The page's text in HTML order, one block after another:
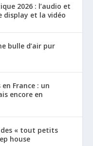
2026 : l’audio et
display et la vidéo
bulle d’air pur
France : un
encore en
des « tout petits
house